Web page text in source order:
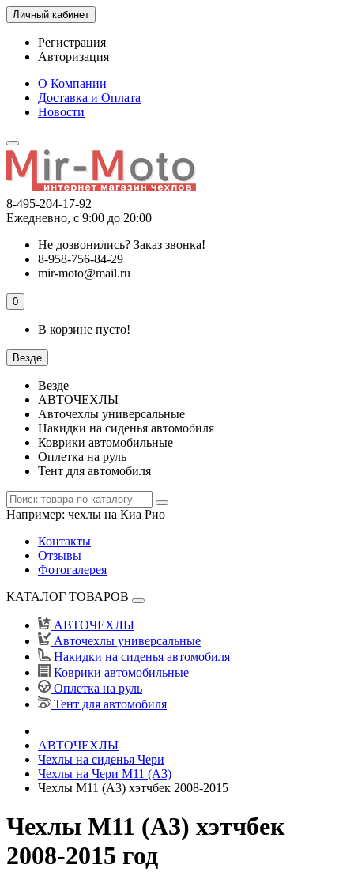
Личный кабинет
Регистрация
Авторизация
О Компании
Доставка и Оплата
Новости
8-495-204-17-92
Ежедневно, с 9:00 до 20:00
Не дозвонились? Заказ звонка!
8-958-756-84-29
mir-moto@mail.ru
0
В корзине пусто!
Везде
Везде
АВТОЧЕХЛЫ
Авточехлы универсальные
Накидки на сиденья автомобиля
Коврики автомобильные
Оплетка на руль
Тент для автомобиля
Например: чехлы на Киа Рио
Контакты
Отзывы
Фотогалерея
КАТАЛОГ ТОВАРОВ
АВТОЧЕХЛЫ
Авточехлы универсальные
Накидки на сиденья автомобиля
Коврики автомобильные
Оплетка на руль
Тент для автомобиля
АВТОЧЕХЛЫ
Чехлы на сиденья Чери
Чехлы на Чери M11 (A3)
Чехлы М11 (A3) хэтчбек 2008-2015
Чехлы М11 (A3) хэтчбек
2008-2015 год